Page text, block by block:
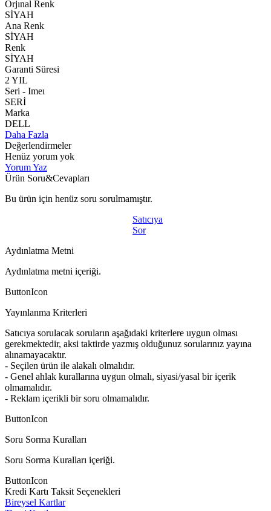
Orjınal Renk
SİYAH
Ana Renk
SİYAH
Renk
SİYAH
Garanti Süresi
2 YIL
Seri - Imeı
SERİ
Marka
DELL
Daha Fazla
Değerlendirmeler
Henüz yorum yok
Yorum Yaz
Ürün Soru&Cevapları
Bu ürün için henüz soru sorulmamıştır.
Satıcıya
Sor
Aydınlatma Metni
Aydınlatma metni içeriği.
ButtonIcon
Yayınlanma Kriterleri
Satıcıya sorulacak soruların aşağıdaki kriterlere uygun olması
gerekmektedir, aksi taktirde yazmış olduğunuz sorularınız yayına
alınamayacaktır.
- Seçilen ürün ile alakalı olmalıdır.
- Genel ahlak kurallarına uygun olmalı, siyasi/yasal bir içerik
olmamalıdır.
- Reklam içerikli bir soru olmamalıdır.
ButtonIcon
Soru Sorma Kuralları
Soru Sorma Kuralları içeriği.
ButtonIcon
Kredi Kartı Taksit Seçenekleri
Bireysel Kartlar